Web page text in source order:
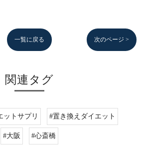
一覧に戻る 次のページ >
関連タグ
ットサプリ #置き換えダイエット
#大阪 #心斎橋